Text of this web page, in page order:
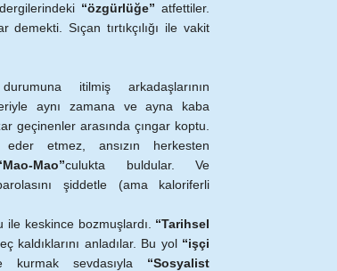
“özgürlüğe” atfettiler.
demekti. Sıçan tırtıkçılığı ile vakit
itilmiş arkadaşlarının
aynı zamana ve ayna kaba
geçinenler arasında çıngar koptu.
etmez, ansızın herkesten
Mao”culukta buldular. Ve
şiddetle (ama kaloriferli
ile keskince bozmuşlardı. “Tarihsel
kaldıklarını anladılar. Bu yol “işçi
kurmak sevdasıyla “Sosyalist